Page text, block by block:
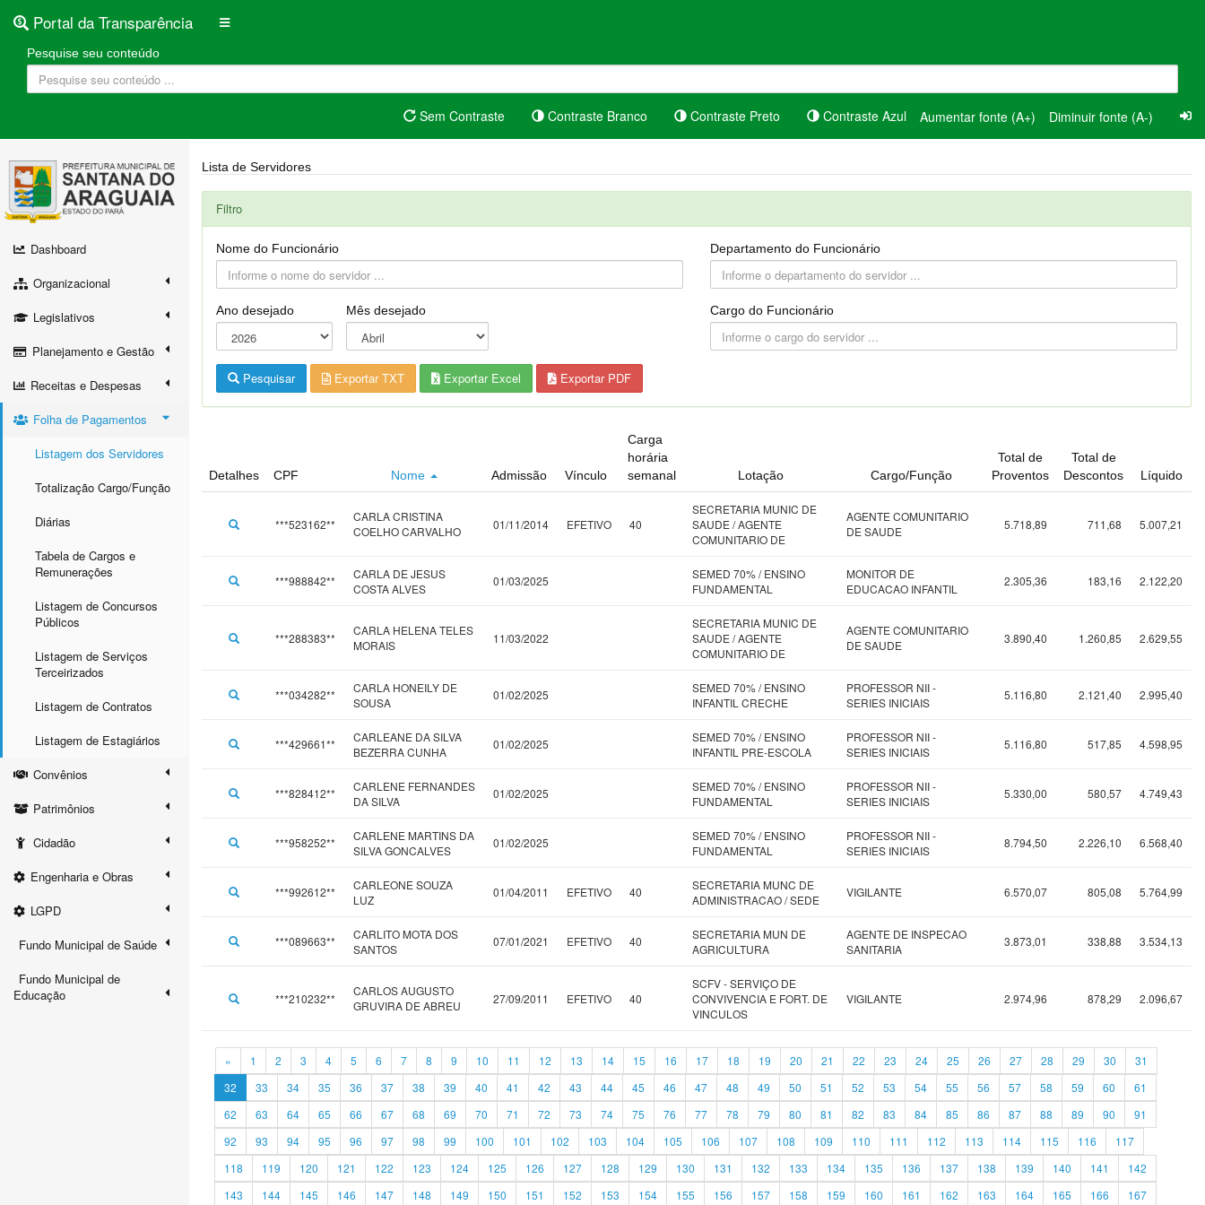
Portal da Transparência
Pesquise seu conteúdo
Sem Contraste Contraste Branco Contraste Preto Contraste Azul Aumentar fonte (A+) Diminuir fonte (A-)
Dashboard
Organizacional
Legislativos
Planejamento e Gestão
Receitas e Despesas
Folha de Pagamentos
Listagem dos Servidores
Totalização Cargo/Função
Diárias
Tabela de Cargos e
Remunerações
Listagem de Concursos
Públicos
Listagem de Serviços
Terceirizados
Listagem de Contratos
Listagem de Estagiários
Convênios
Patrimônios
Cidadão
Engenharia e Obras
LGPD
Fundo Municipal de Saúde
Fundo Municipal de
Educação
Lista de Servidores
Filtro
Nome do Funcionário
Ano desejado Mês desejado
Departamento do Funcionário
Cargo do Funcionário
Pesquisar Exportar TXT Exportar Excel Exportar PDF
Detalhes CPF Nome Admissão Vínculo
Carga
horária
semanal
Lotação Cargo/Função
Total de
Proventos
Total de
Descontos
Líquido
***523162**
CARLA CRISTINA
COELHO CARVALHO
01/11/2014 EFETIVO 40
SECRETARIA MUNIC DE
SAUDE / AGENTE
COMUNITARIO DE
AGENTE COMUNITARIO
DE SAUDE
5.718,89 711,68 5.007,21
***988842**
CARLA DE JESUS
COSTA ALVES
01/03/2025
SEMED 70% / ENSINO
FUNDAMENTAL
MONITOR DE
EDUCACAO INFANTIL
2.305,36 183,16 2.122,20
***288383**
CARLA HELENA TELES
MORAIS
11/03/2022
SECRETARIA MUNIC DE
SAUDE / AGENTE
COMUNITARIO DE
AGENTE COMUNITARIO
DE SAUDE
3.890,40 1.260,85 2.629,55
***034282**
CARLA HONEILY DE
SOUSA
01/02/2025
SEMED 70% / ENSINO
INFANTIL CRECHE
PROFESSOR NII -
SERIES INICIAIS
5.116,80 2.121,40 2.995,40
***429661**
CARLEANE DA SILVA
BEZERRA CUNHA
01/02/2025
SEMED 70% / ENSINO
INFANTIL PRE-ESCOLA
PROFESSOR NII -
SERIES INICIAIS
5.116,80 517,85 4.598,95
***828412**
CARLENE FERNANDES
DA SILVA
01/02/2025
SEMED 70% / ENSINO
FUNDAMENTAL
PROFESSOR NII -
SERIES INICIAIS
5.330,00 580,57 4.749,43
***958252**
CARLENE MARTINS DA
SILVA GONCALVES
01/02/2025
SEMED 70% / ENSINO
FUNDAMENTAL
PROFESSOR NII -
SERIES INICIAIS
8.794,50 2.226,10 6.568,40
***992612**
CARLEONE SOUZA
LUZ
01/04/2011 EFETIVO 40
SECRETARIA MUNC DE
ADMINISTRACAO / SEDE
VIGILANTE 6.570,07 805,08 5.764,99
***089663**
CARLITO MOTA DOS
SANTOS
07/01/2021 EFETIVO 40
SECRETARIA MUN DE
AGRICULTURA
AGENTE DE INSPECAO
SANITARIA
3.873,01 338,88 3.534,13
***210232**
CARLOS AUGUSTO
GRUVIRA DE ABREU
27/09/2011 EFETIVO 40
SCFV - SERVIÇO DE
CONVIVENCIA E FORT. DE
VINCULOS
VIGILANTE 2.974,96 878,29 2.096,67
« 1 2 3 4 5 6 7 8 9 10 11 12 13 14 15 16 17 18 19 20 21 22 23 24 25 26 27 28 29 30
31
32
33 34 35 36 37 38 39 40 41 42 43 44 45 46 47 48 49 50 51 52 53 54 55 56 57 58 59 60
61
62
63 64 65 66 67 68 69 70 71 72 73 74 75 76 77 78 79 80 81 82 83 84 85 86 87 88 89 90
91
92
93 94 95 96 97 98 99 100 101 102 103 104 105 106 107 108 109 110 111 112 113 114 115 116
117
118
119 120 121 122 123 124 125 126 127 128 129 130 131 132 133 134 135 136 137 138 139 140 141
142
143
144 145 146 147 148 149 150 151 152 153 154 155 156 157 158 159 160 161 162 163 164 165 166 167